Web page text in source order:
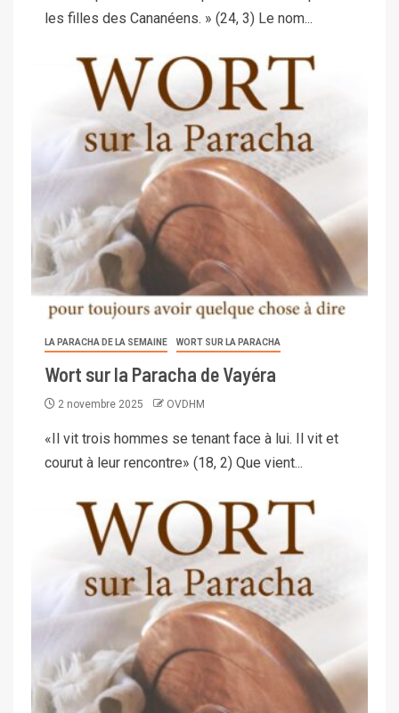
les filles des Cananéens. » (24, 3) Le nom...
LA PARACHA DE LA SEMAINE WORT SUR LA PARACHA
Wort sur la Paracha de Vayéra
2 novembre 2025 OVDHM
«Il vit trois hommes se tenant face à lui. Il vit et
courut à leur rencontre» (18, 2) Que vient...